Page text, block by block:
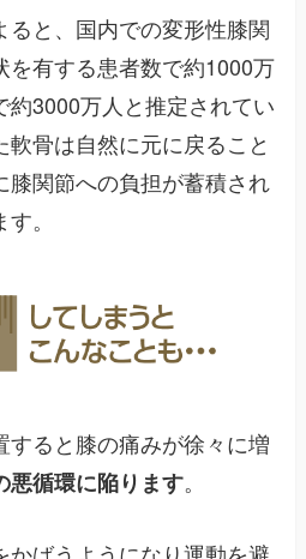
ると、国内での変形性膝関
を有する患者数で約1000万
約3000万人と推定されてい
軟骨は自然に元に戻ること
膝関節への負担が蓄積され
。
すると膝の痛みが徐々に増
悪循環に陥ります。